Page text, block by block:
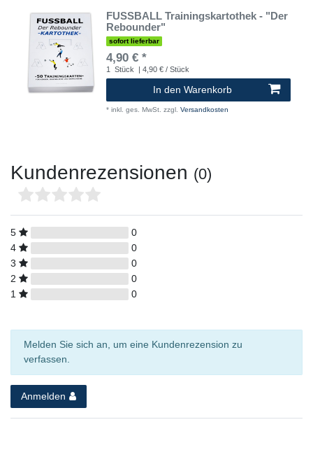
FUSSBALL Trainingskartothek - "Der
Rebounder"
sofort lieferbar
4,90 € *
1 Stück | 4,90 € / Stück
In den Warenkorb
* inkl. ges. MwSt. zzgl. Versandkosten
Kundenrezensionen (0)
5
0
4
0
3
0
2
0
1
0
Melden Sie sich an, um eine Kundenrezension zu
verfassen.
Anmelden